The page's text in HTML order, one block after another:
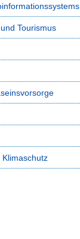
Tourismus